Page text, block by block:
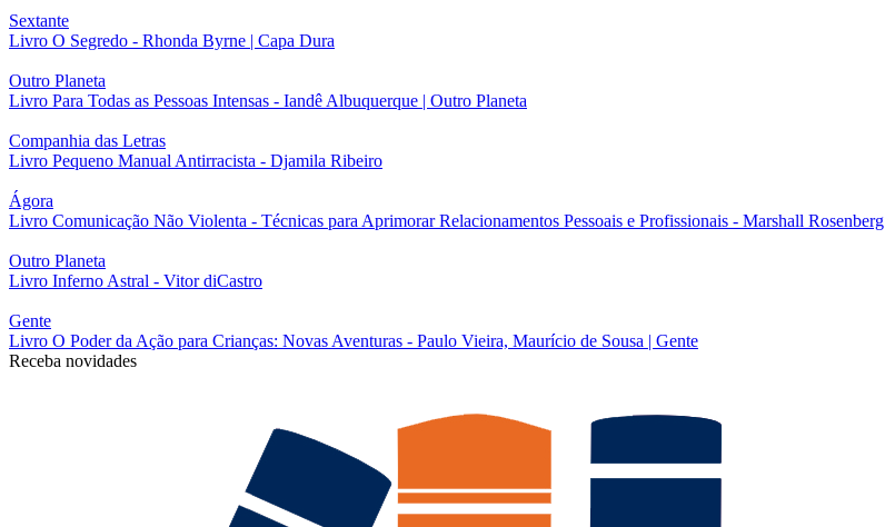
Sextante
Livro O Segredo - Rhonda Byrne | Capa Dura
Outro Planeta
Livro Para Todas as Pessoas Intensas - Iandê Albuquerque | Outro Planeta
Companhia das Letras
Livro Pequeno Manual Antirracista - Djamila Ribeiro
Ágora
Livro Comunicação Não Violenta - Técnicas para Aprimorar Relacionamentos Pessoais e Profissionais - Marshall Rosenberg
Outro Planeta
Livro Inferno Astral - Vitor diCastro
Gente
Livro O Poder da Ação para Crianças: Novas Aventuras - Paulo Vieira, Maurício de Sousa | Gente
Receba novidades